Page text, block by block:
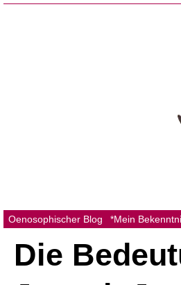
Oenosophischer Blog *Mein
Die